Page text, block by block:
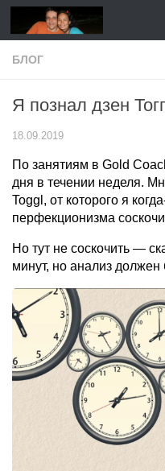
Перейти к
БЛОГ
Я познал дзен
18.09.2019
По занятиям в Gold
дня в течении неделя.
Toggl, от которого я
перфекционизма
Но тут не соскочить —
минут, но анализ должен